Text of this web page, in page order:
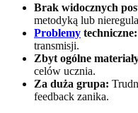
Brak widocznych
metodyką lub
Problemy techniczne:
transmisji.
Zbyt ogólne
celów ucznia.
Za duża grupa:
feedback zanika.